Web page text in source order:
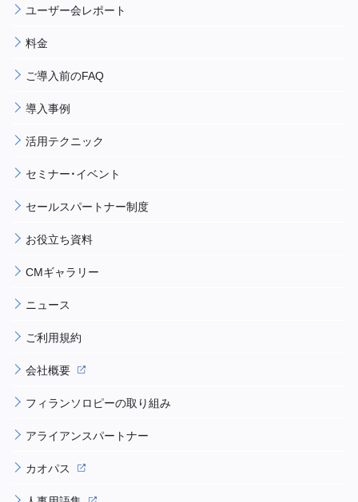
ユーザー会レポート
料金
ご導入前のFAQ
導入事例
活用テクニック
セミナー・イベント
セールスパートナー制度
お役立ち資料
CMギャラリー
ニュース
ご利用規約
会社概要
フィランソロピーの取り組み
アライアンスパートナー
カオパス